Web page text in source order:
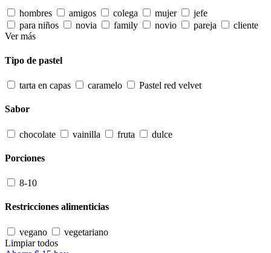
hombres amigos colega mujer
jefe
para niños
novia family novio pareja
cliente
Ver más
Tipo de pastel
tarta en capas caramelo Pastel red velvet
Sabor
chocolate vainilla fruta dulce
Porciones
8-10
Restricciones alimenticias
vegano
vegetariano
Limpiar todos